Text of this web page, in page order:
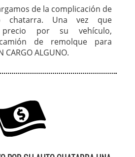
de la complicación de
chatarra. Una vez que
por su vehículo,
de remolque para
ALGUNO.